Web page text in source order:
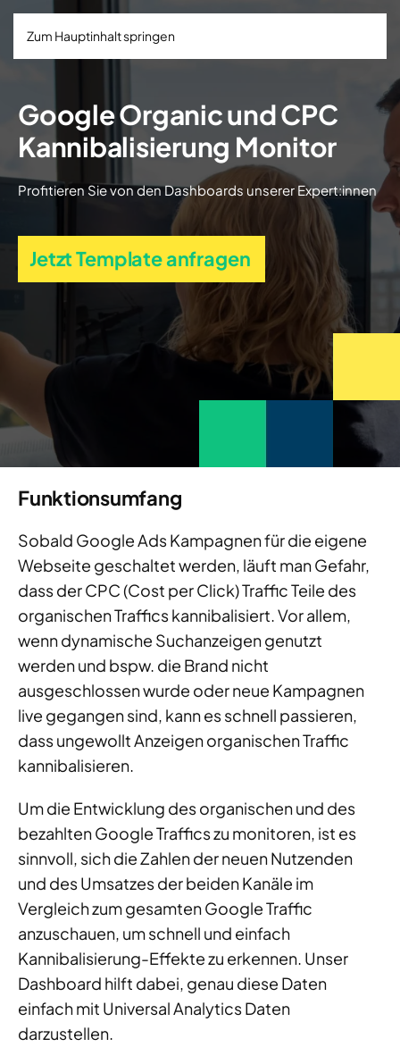
Zum Hauptinhalt springen
Google Organic und CPC
Kannibalisierung Monitor
Profitieren Sie von den Dashboards unserer Expert:innen
Jetzt Template anfragen
Funktionsumfang
Sobald Google Ads Kampagnen für die eigene
Webseite geschaltet werden, läuft man Gefahr,
dass der CPC (Cost per Click) Traffic Teile des
organischen Traffics kannibalisiert. Vor allem,
wenn dynamische Suchanzeigen genutzt
werden und bspw. die Brand nicht
ausgeschlossen wurde oder neue Kampagnen
live gegangen sind, kann es schnell passieren,
dass ungewollt Anzeigen organischen Traffic
kannibalisieren.
Um die Entwicklung des organischen und des
bezahlten Google Traffics zu monitoren, ist es
sinnvoll, sich die Zahlen der neuen Nutzenden
und des Umsatzes der beiden Kanäle im
Vergleich zum gesamten Google Traffic
anzuschauen, um schnell und einfach
Kannibalisierung-Effekte zu erkennen. Unser
Dashboard hilft dabei, genau diese Daten
einfach mit Universal Analytics Daten
darzustellen.